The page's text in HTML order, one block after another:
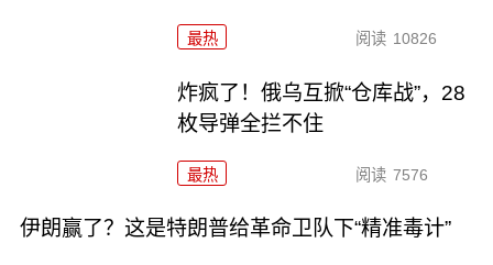
最热 阅读 10826
炸疯了！俄乌互掀“仓库战”，28
枚导弹全拦不住
最热 阅读 7576
伊朗赢了？这是特朗普给革命卫队下“精准毒计”